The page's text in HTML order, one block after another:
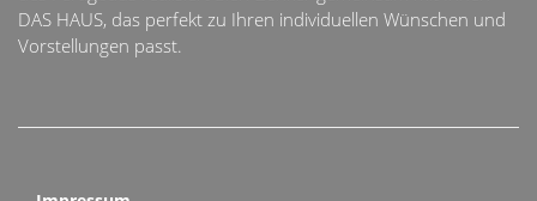
DAS HAUS, das perfekt zu Ihren individuellen Wünschen und
Vorstellungen passt.